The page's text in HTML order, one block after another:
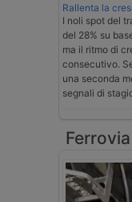
Rallenta la
I noli spot del
del 28% su
ma il ritmo di
consecutivo.
una seconda
segnali di
Ferrovia